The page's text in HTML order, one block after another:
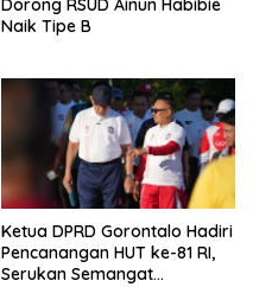
Dorong RSUD Ainun Habibie
Naik Tipe B
Ketua DPRD Gorontalo Hadiri
Pencanangan HUT ke-81 RI,
Serukan Semangat